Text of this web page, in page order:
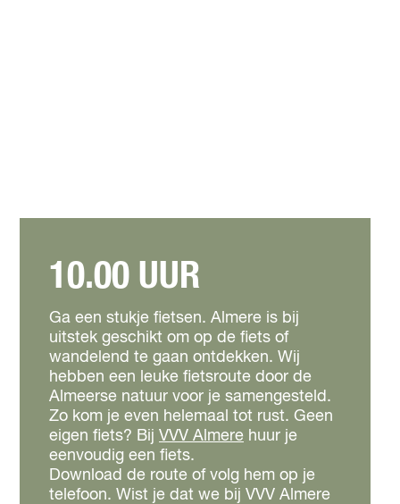
10.00 UUR
Ga een stukje fietsen. Almere is bij
uitstek geschikt om op de fiets of
wandelend te gaan ontdekken. Wij
hebben een leuke fietsroute door de
Almeerse natuur voor je samengesteld.
Zo kom je even helemaal tot rust. Geen
eigen fiets? Bij VVV Almere huur je
eenvoudig een fiets.
Download de route of volg hem op je
telefoon. Wist je dat we bij VVV Almere